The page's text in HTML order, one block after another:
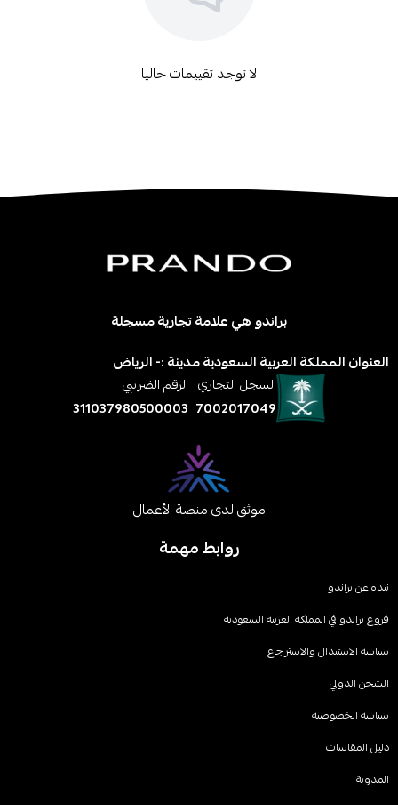
لا توجد تقييمات حاليا
روابط مهمة
نبذة عن براندو
فروع براندو في المملكة العربية السعودية
سياسة الاستبدال والاسترجاع
الشحن الدولي
سیاسة الخصوصیة
دليل المقاسات
المدونة
براندو هي علامة تجارية مسجلة
العنوان المملكة العربية السعودية مدينة :- الرياض
السجل التجاري
7002017049
الرقم الضريبي
311037980500003
موثق لدى منصة الأعمال